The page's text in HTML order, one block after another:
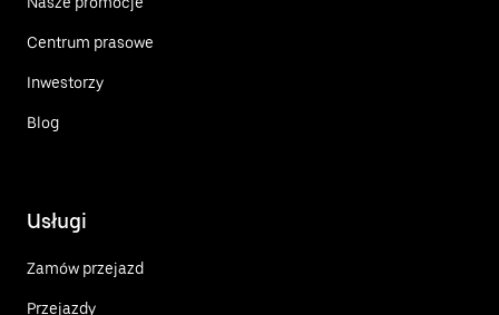
Centrum prasowe
Inwestorzy
Blog
Usługi
Zamów przejazd
Przejazdy